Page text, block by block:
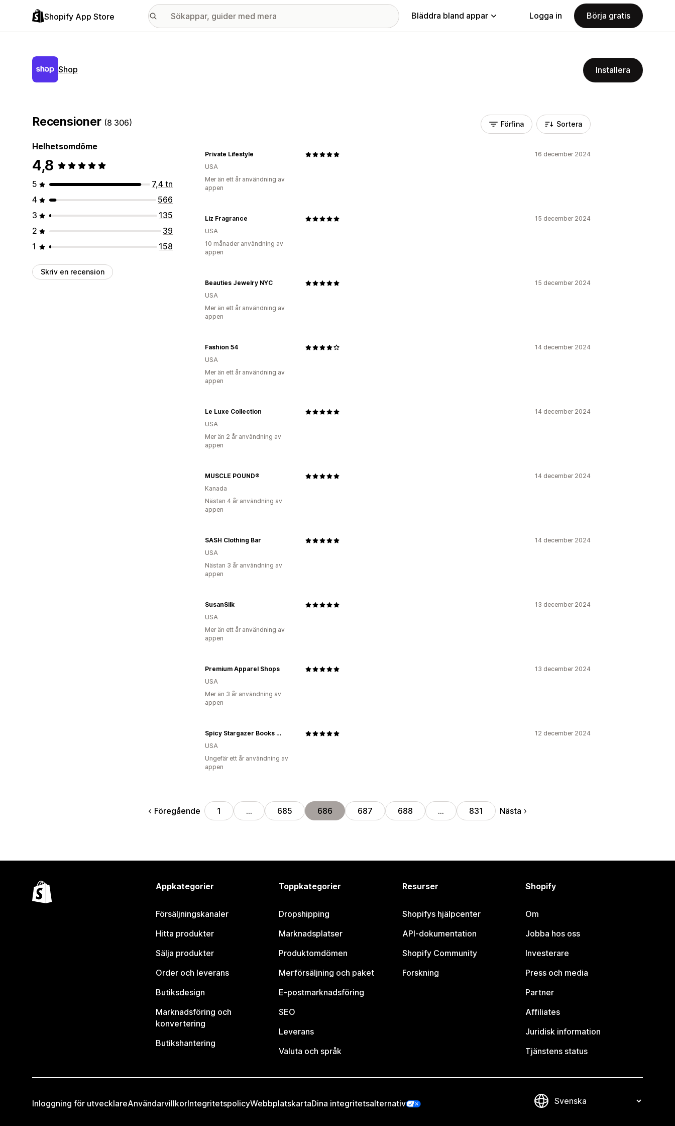
Shopify App Store Bläddra bland appar Logga in Börja gratis
Shop Installera
Recensioner (8 306)
Helhetsomdöme
4,8
5
7,4 tn
4
566
3
135
2
39
1
158
Skriv en recension
Förfina Sortera
16 december 2024
Private Lifestyle
USA
Mer än ett år användning av
appen
15 december 2024
Liz Fragrance
USA
10 månader användning av
appen
15 december 2024
Beauties Jewelry NYC
USA
Mer än ett år användning av
appen
14 december 2024
Fashion 54
USA
Mer än ett år användning av
appen
14 december 2024
Le Luxe Collection
USA
Mer än 2 år användning av
appen
14 december 2024
MUSCLE POUND®
Kanada
Nästan 4 år användning av
appen
14 december 2024
SASH Clothing Bar
USA
Nästan 3 år användning av
appen
13 december 2024
SusanSilk
USA
Mer än ett år användning av
appen
13 december 2024
Premium Apparel Shops
USA
Mer än 3 år användning av
appen
12 december 2024
Spicy Stargazer Books and Things Shop
USA
Ungefär ett år användning av
appen
Föregående 1 … 685 686 687 688 … 831 Nästa
Appkategorier
Försäljningskanaler
Hitta produkter
Sälja produkter
Order och leverans
Butiksdesign
Marknadsföring och
konvertering
Butikshantering
Toppkategorier
Dropshipping
Marknadsplatser
Produktomdömen
Merförsäljning och paket
E-postmarknadsföring
SEO
Leverans
Valuta och språk
Resurser
Shopifys hjälpcenter
API-dokumentation
Shopify Community
Forskning
Shopify
Om
Jobba hos oss
Investerare
Press och media
Partner
Affiliates
Juridisk information
Tjänstens status
Inloggning för utvecklareAnvändarvillkorIntegritetspolicyWebbplatskartaDina integritetsalternativ